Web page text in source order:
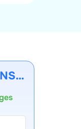
ICICIPRULI NSEFO-25AUG26 FUT